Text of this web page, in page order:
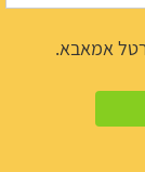
אמאבא.